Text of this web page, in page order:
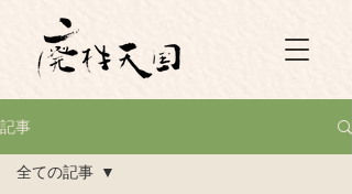
記事
全ての記事